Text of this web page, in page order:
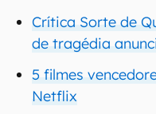
Crítica Sorte de
de tragédia
5 filmes
Netflix